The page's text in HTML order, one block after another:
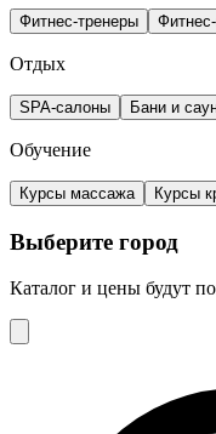
Фитнес-тренеры
Отдых
SPA-салоны Бани и
Обучение
Курсы массажа Курсы
Выберите город
Каталог и цены будут